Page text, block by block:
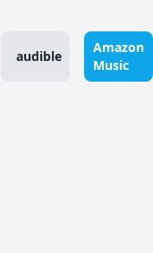
audible
Amazon
Music